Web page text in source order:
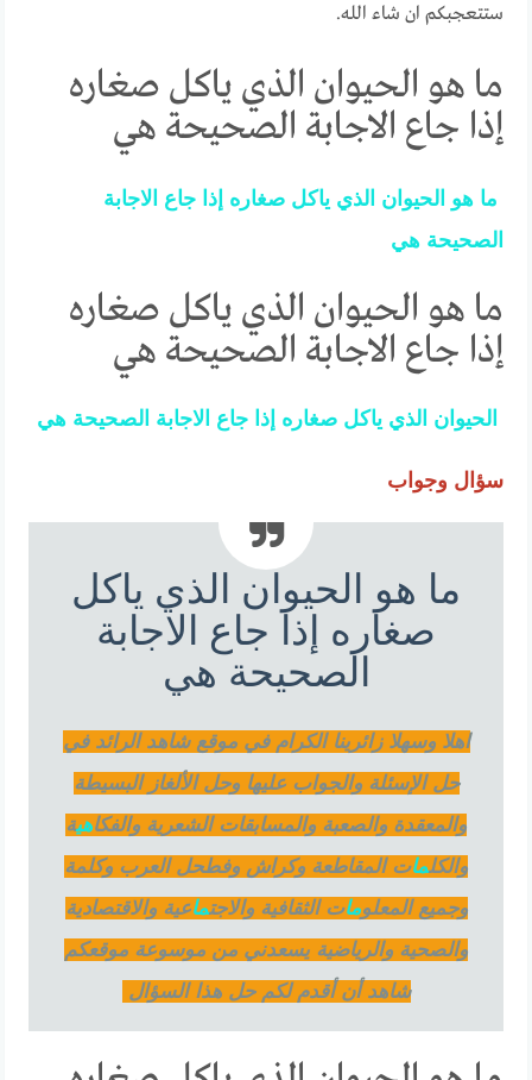
ستتعجبكم ان شاء الله.
ما هو الحيوان الذي ياكل صغاره
إذا جاع الاجابة الصحيحة هي
ما هو الحيوان الذي ياكل صغاره إذا جاع الاجابة
الصحيحة هي
ما هو الحيوان الذي ياكل صغاره
إذا جاع الاجابة الصحيحة هي
الحيوان الذي ياكل صغاره إذا جاع الاجابة الصحيحة هي
سؤال وجواب
ما هو الحيوان الذي ياكل
صغاره إذا جاع الاجابة
الصحيحة هي
اهلا وسهلا زائرينا الكرام في موقع شاهد الرائد في
حل الإسئلة والجواب عليها وحل الألغاز البسيطة
والمعقدة والصعبة والمسابقات الشعرية والفكاهية
والكلمات المقاطعة وكراش وفطحل العرب وكلمة
وجميع المعلومات الثقافية والاجتماعية والاقتصادية
والصحية والرياضية يسعدني من موسوعة موقعكم
شاهد أن أقدم لكم حل هذا السؤال